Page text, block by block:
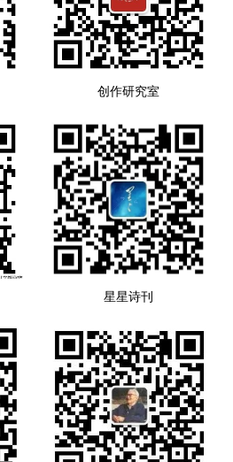
创作研究室
星星诗刊